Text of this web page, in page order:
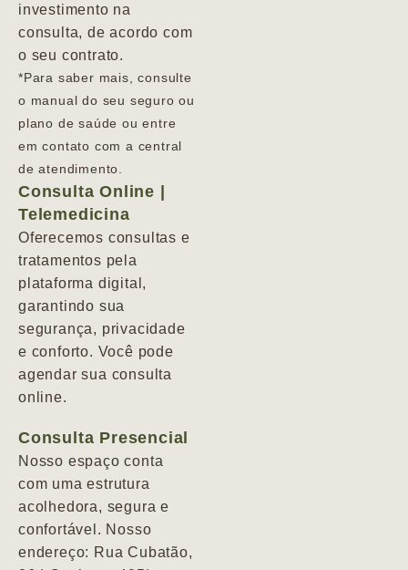
investimento na
consulta, de acordo com
o seu contrato.
*Para saber mais, consulte
o manual do seu seguro ou
plano de saúde ou entre
em contato com a central
de atendimento.
Consulta Online |
Telemedicina
Oferecemos consultas e
tratamentos pela
plataforma digital,
garantindo sua
segurança, privacidade
e conforto. Você pode
agendar sua consulta
online.
Consulta Presencial
Nosso espaço conta
com uma estrutura
acolhedora, segura e
confortável. Nosso
endereço: Rua Cubatão,